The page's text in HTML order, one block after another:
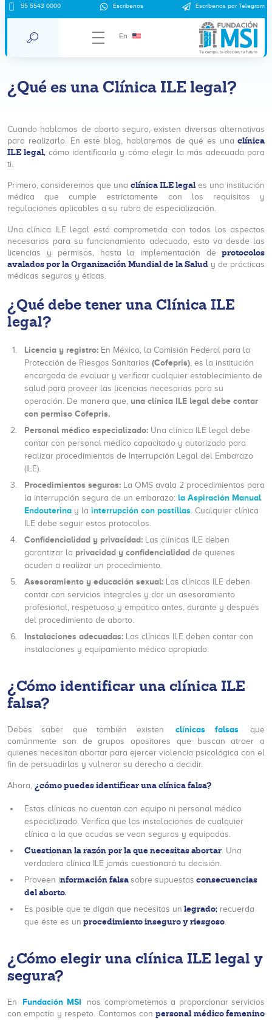
55 5543 0000 Escríbenos Escríbenos por Telegram
En
¿Qué es una Clínica ILE legal?
Cuando hablamos de aborto seguro, existen diversas alternativas
para realizarlo. En este blog, hablaremos de qué es una clínica
ILE legal, cómo identificarla y cómo elegir la más adecuada para
ti.
Primero, consideremos que una clínica ILE legal es una institución
médica que cumple estrictamente con los requisitos y
regulaciones aplicables a su rubro de especialización.
Una clínica ILE legal está comprometida con todos los aspectos
necesarios para su funcionamiento adecuado, esto va desde las
licencias y permisos, hasta la implementación de protocolos
avalados por la Organización Mundial de la Salud y de prácticas
médicas seguras y éticas.
¿Qué debe tener una Clínica ILE
legal?
Licencia y registro: En México, la Comisión Federal para la
Protección de Riesgos Sanitarios (Cofepris), es la institución
encargada de evaluar y verificar cualquier establecimiento de
salud para proveer las licencias necesarias para su
operación. De manera que, una clínica ILE legal debe contar
con permiso Cofepris.
Personal médico especializado: Una clínica ILE legal debe
contar con personal médico capacitado y autorizado para
realizar procedimientos de Interrupción Legal del Embarazo
(ILE).
Procedimientos seguros: La OMS avala 2 procedimientos para
la interrupción segura de un embarazo: la Aspiración Manual
Endouterina y la interrupción con pastillas. Cualquier clínica
ILE debe seguir estos protocolos.
Confidencialidad y privacidad: Las clínicas ILE deben
garantizar la privacidad y confidencialidad de quienes
acuden a realizar un procedimiento.
Asesoramiento y educación sexual: Las clínicas ILE deben
contar con servicios integrales y dar un asesoramiento
profesional, respetuoso y empático antes, durante y después
del procedimiento de aborto.
Instalaciones adecuadas: Las clínicas ILE deben contar con
instalaciones y equipamiento médico apropiado.
¿Cómo identificar una clínica ILE
falsa?
Debes saber que también existen clínicas falsas
que
comúnmente son de grupos opositores que buscan atraer a
quienes necesitan abortar para ejercer violencia psicológica con el
fin de persuadirlas y vulnerar su derecho a decidir.
Ahora, ¿cómo puedes identificar una clínica falsa?
Estas clínicas no cuentan con equipo ni personal médico
especializado. Verifica que las instalaciones de cualquier
clínica a la que acudas se vean seguras y equipadas.
Cuestionan la razón por la que necesitas abortar. Una
verdadera clínica ILE jamás cuestionará tu decisión.
Proveen información falsa sobre supuestas consecuencias
del aborto.
Es posible que te digan que necesitas un legrado; recuerda
que éste es un procedimiento inseguro y riesgoso.
¿Cómo elegir una clínica ILE legal y
segura?
En Fundación MSI
nos comprometemos a proporcionar servicios
con empatía y respeto. Contamos conpersonal médico femenino